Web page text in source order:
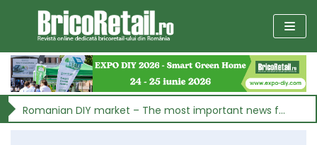
la
conținut
Action deschide două noi magazine, la Orăștie și Vladimirescu
Romanian DIY market – The most important news from July 2026